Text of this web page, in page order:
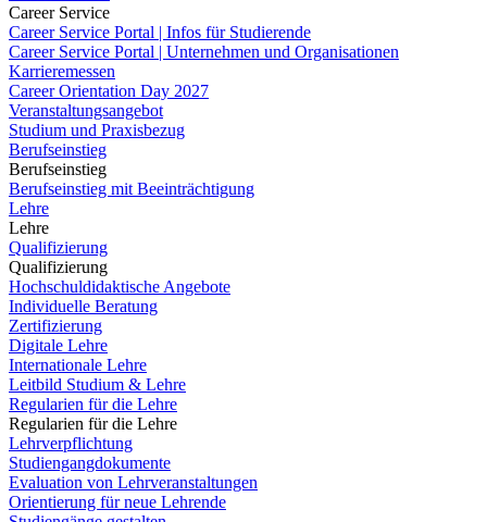
Career Service
Career Service Portal | Infos für Studierende
Career Service Portal | Unternehmen und Organisationen
Karrieremessen
Career Orientation Day 2027
Veranstaltungsangebot
Studium und Praxisbezug
Berufseinstieg
Berufseinstieg
Berufseinstieg mit Beeinträchtigung
Lehre
Lehre
Qualifizierung
Qualifizierung
Hochschuldidaktische Angebote
Individuelle Beratung
Zertifizierung
Digitale Lehre
Internationale Lehre
Leitbild Studium & Lehre
Regularien für die Lehre
Regularien für die Lehre
Lehrverpflichtung
Studiengangdokumente
Evaluation von Lehrveranstaltungen
Orientierung für neue Lehrende